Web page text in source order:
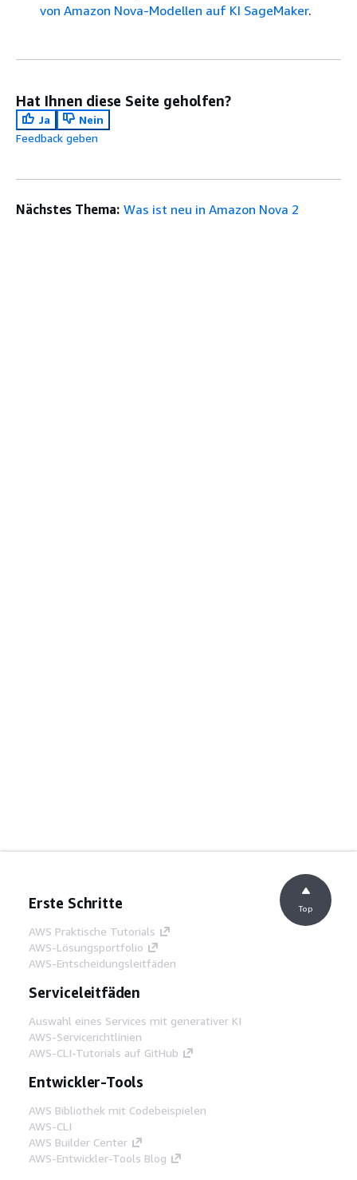
von Amazon Nova-Modellen auf KI SageMaker.
Hat Ihnen diese Seite geholfen?
Ja
Nein
Feedback geben
Nächstes Thema: Was ist neu in Amazon Nova 2
Erste Schritte
AWS Praktische Tutorials
AWS-Lösungsportfolio
AWS-Entscheidungsleitfäden
Serviceleitfäden
Auswahl eines Services mit generativer KI
AWS-Servicerichtlinien
AWS-CLI-Tutorials auf GitHub
Entwickler-Tools
AWS Bibliothek mit Codebeispielen
AWS-CLI
AWS Builder Center
AWS-Entwickler-Tools Blog
Top